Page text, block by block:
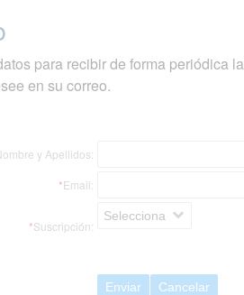
para recibir de forma periódica
en su correo.
y Apellidos:
*Email:
*Suscripción:
Selecciona
Enviar Cancelar